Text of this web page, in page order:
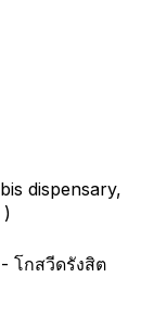
dispensary,
)
โกสวีดรังสิต